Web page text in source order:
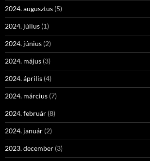
2024. augusztus (5)
2024. július (1)
2024. június (2)
2024. május (3)
2024. április (4)
2024. március (7)
2024. február (8)
2024. január (2)
2023. december (3)